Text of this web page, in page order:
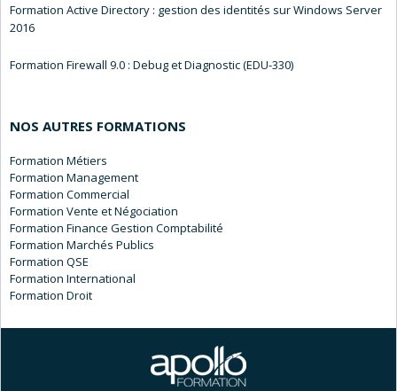
Formation Active Directory : gestion des identités sur Windows Server
2016
Formation Firewall 9.0 : Debug et Diagnostic (EDU-330)
NOS AUTRES FORMATIONS
Métiers
Management
Commercial
Vente et Négociation
Finance Gestion Comptabilité
Marchés Publics
QSE
International
Droit